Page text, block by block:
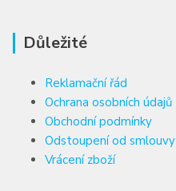
Důležité
Reklamační řád
Ochrana osobních údajů
Obchodní podmínky
Odstoupení od smlouvy
Vrácení zboží